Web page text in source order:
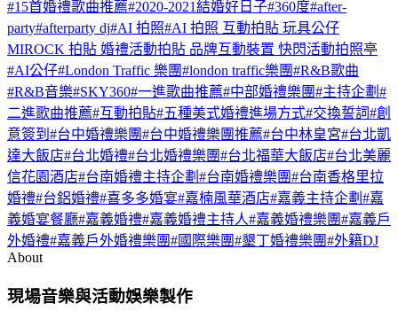
#15首婚禮歌曲推薦#2020-2021結婚好日子#360度#after-
party#afterparty dj#AI 拍照#AI 拍照 互動拍貼 玩具公仔
MIROCK 拍貼 婚禮活動拍貼 品牌互動裝置 快閃活動拍照亭
#AI公仔#London Traffic 樂團#london traffic樂團#R&B歌曲
#R&B音樂#SKY360#一進歌曲推薦#中部婚禮樂團#主持企劃 #
二進歌曲推薦#互動拍貼#五種美式婚禮進場方式#交換誓詞#創
意簽到 #台中婚禮樂團#台中婚禮樂團推薦#台中林皇宮#台北凱
達大飯店#台北婚禮#台北婚禮樂團#台北福華大飯店#台北美麗
信花園酒店#台南婚禮主持企劃 #台南婚禮樂團#台南香格里拉
婚禮#台鋁婚禮#喜多多婚宴#嘉楠風華酒店#嘉義主持企劃 #嘉
義婚宴餐廳#嘉義婚禮#嘉義婚禮主持人#嘉義婚禮樂團#嘉義戶
外婚禮#嘉義戶外婚禮樂團#國際樂團#墾丁婚禮樂團#外籍DJ
About
現場音樂與活動娛樂製作